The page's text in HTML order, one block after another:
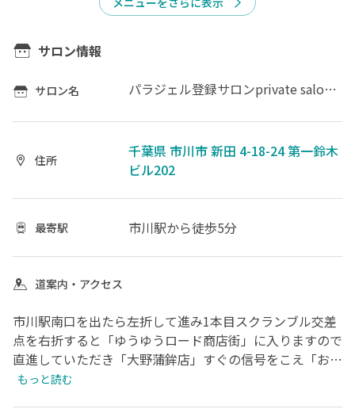
サロン情報
サロン名 パラジェル登録サロンprivate salon Nail_K
住所
千葉県 市川市 新田 4-18-24 第一鈴木
ビル202
最寄駅 市川駅から徒歩5分
道案内・アクセス
市川駅南口を出たら左折して進み1本目スクランブル交差
点を右折すると「ゆうゆうロード商店街」に入りますので
直進していただき「大野蒲鉾店」すぐの信号をこえ「お食
事処　おかん」のわきにあります階段を登り右手となりま
もっと読む